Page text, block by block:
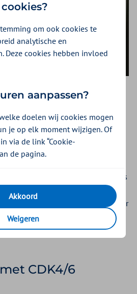
en
van onder andere het Antoni
dat het later starten en korter
remmers bij vrouwen met
borstkanker even effectief is
En dat terwijl het 42%
geeft en ongeveer €35.000 per
Deze bevindingen helpen om
in de praktijk toe te passen.
CDK4/6
om ook cookies te
analytische en
Deze cookies hebben invloed
aanpassen?
doelen wij cookies mogen
je op elk moment wijzigen. Of
via de link “Cookie-
de pagina.
Akkoord
Weigeren